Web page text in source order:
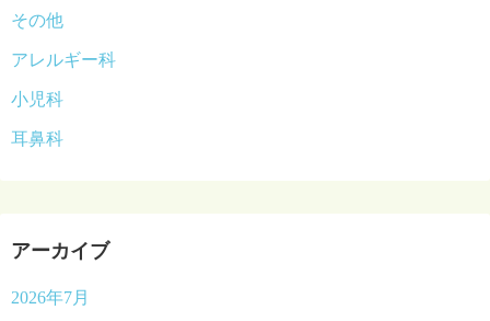
その他
アレルギー科
小児科
耳鼻科
アーカイブ
2026年7月